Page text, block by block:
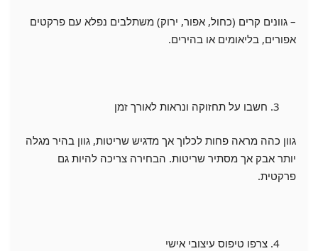
– גוונים קרים (כחול, אפור, ירוק) משתלבים נפלא עם פרקטים
אפורים, בליאומים או בהירים.
חשבו על תחזוקה ונראות לאורך זמן
גוון כהה מראה פחות לכלוך אך מדגיש שריטות, גוון בהיר מגלה
יותר אבק אך מסתיר שריטות. הבחירה צריכה להיות גם
פרקטית.
צרפו טיפוס עיצובי אישי